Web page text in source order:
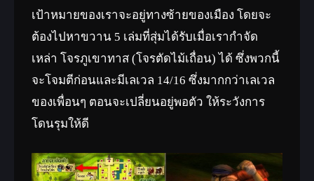
เป้าหมายของเราจะอยู่ทางซ้ายของเมือง โดยจะ
ต้องไปหาขวาน 5 เล่มที่สุ่มได้รับเมื่อเรากำจัด
เหล่า โจรภูเขาทาส (โจรตัดไม้เถื่อน) ได้ ซึ่งพวกนี้
จะโจมตีก่อนและมีเลเวล 14/16 ซึ่งมากกว่าเลเวล
ของเพื่อนๆ ตอนจะเปลี่ยนอยู่พอตัว ให้ระวังการ
โดนรุมให้ดี